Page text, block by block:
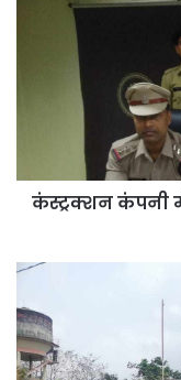
पुलिस
कंस्ट्रक्शन कंपनी
मरवाही
दो
सचिवों
में